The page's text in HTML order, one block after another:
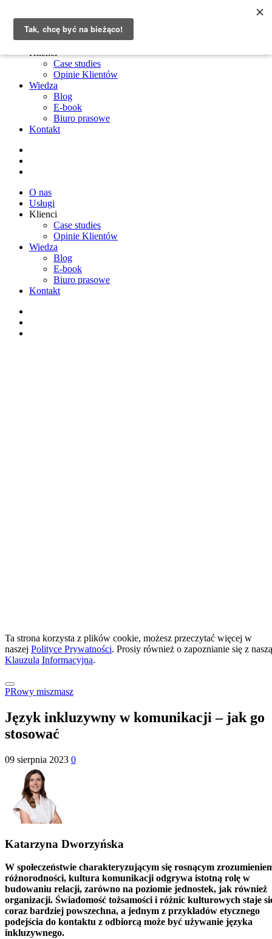
O nas
Usługi
Klienci
Case studies
Opinie Klientów
Wiedza
Blog
E-book
Biuro prasowe
Kontakt
O nas
Usługi
Klienci
Case studies
Opinie Klientów
Wiedza
Blog
E-book
Biuro prasowe
Kontakt
Ta strona korzysta z plików cookie, możesz przeczytać więcej w
naszej Polityce Prywatności. Prosiy również o zapoznianie się z naszą
Klauzulą Informacyjną.
PRowy miszmasz
Język inkluzywny w komunikacji – jak go
stosować
09 sierpnia 2023 0
Katarzyna Dworzyńska
W społeczeństwie charakteryzującym się rosnącym
różnorodności, kultura komunikacji odgrywa istotną rolę w
budowaniu relacji, zarówno na poziomie jednostek, jak również
organizacji. Świadomość tożsamości i różnic kulturowych staje
coraz bardziej powszechna, a jednym z przykładów etycznego
podejścia do kontaktu z odbiorcą może być używanie języka
inkluzywnego.